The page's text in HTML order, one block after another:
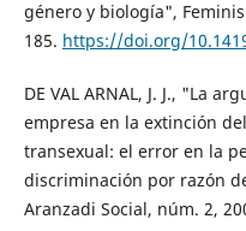
género y biología",
185. https://doi.org/
DE VAL ARNAL, J. J., "La
empresa en la extinción
transexual: el error en la
discriminación por razón
Aranzadi Social, núm. 2,